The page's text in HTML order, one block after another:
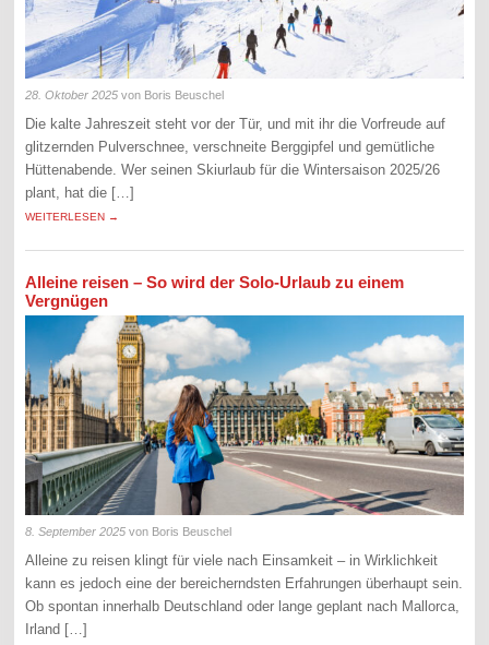
28. Oktober 2025 von Boris Beuschel
Die kalte Jahreszeit steht vor der Tür, und mit ihr die Vorfreude auf
glitzernden Pulverschnee, verschneite Berggipfel und gemütliche
Hüttenabende. Wer seinen Skiurlaub für die Wintersaison 2025/26
plant, hat die […]
WEITERLESEN →
Alleine reisen – So wird der Solo-Urlaub zu einem
Vergnügen
8. September 2025 von Boris Beuschel
Alleine zu reisen klingt für viele nach Einsamkeit – in Wirklichkeit
kann es jedoch eine der bereicherndsten Erfahrungen überhaupt sein.
Ob spontan innerhalb Deutschland oder lange geplant nach Mallorca,
Irland […]